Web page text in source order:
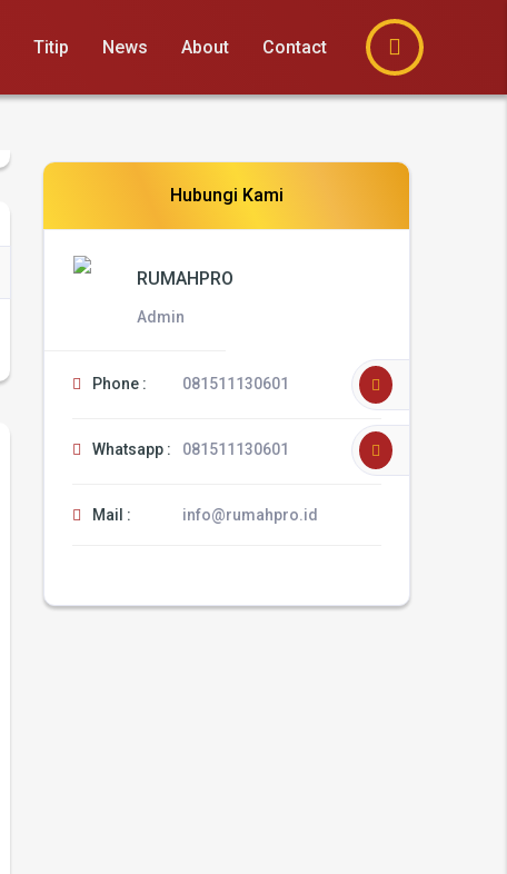
Titip News About Contact
Hubungi Kami
RUMAHPRO
Admin
Phone : 081511130601
Whatsapp : 081511130601
Mail : info@rumahpro.id